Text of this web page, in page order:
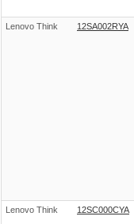
Lenovo Think 12SA002RYA
Lenovo Think 12SC000CYA